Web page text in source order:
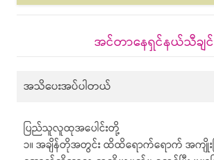
အင်တာနေရှင်နယ်သီချင်
အသိပေးအပ်ပါတယ်
ပြည်သူလူထုအပေါင်းတို့
၁။ အချိန်တိုအတွင်း ထိထိရောက်ရောက် အကျိုးပ